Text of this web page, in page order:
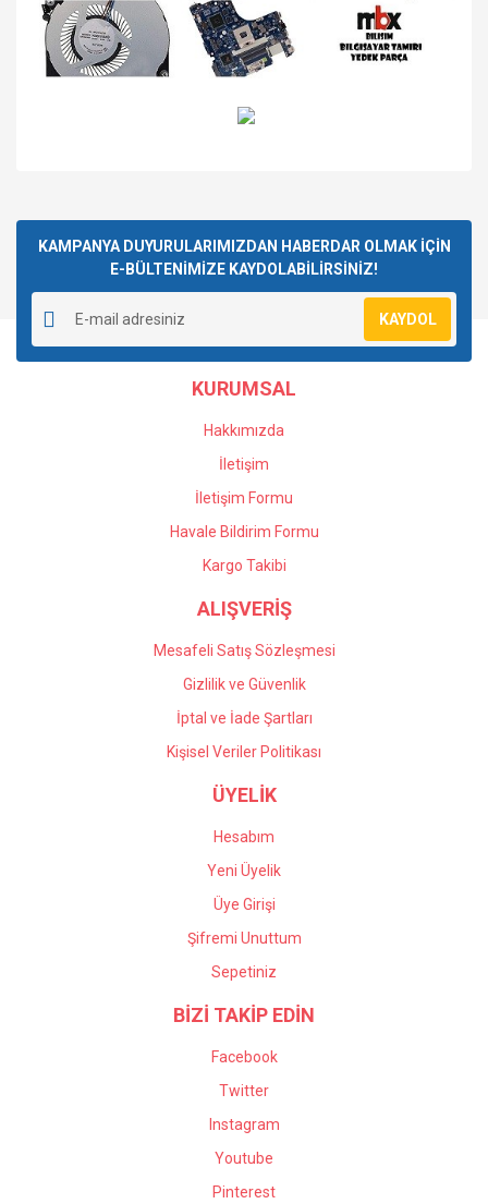
Yorum Yaz
kullanarak tarafımıza iletebilirsiniz.
Görüş ve önerileriniz için teşekkür ederiz.
Ürün resmi kalitesiz, bozuk veya görüntülenemiyor.
Ürün açıklamasında eksik bilgiler bulunuyor.
Ürün bilgilerinde hatalar bulunuyor.
Ürün fiyatı diğer sitelerden daha pahalı.
Gönder
KAMPANYA DUYURULARIMIZDAN HABERDAR OLMAK İÇİN
E-BÜLTENİMİZE KAYDOLABİLİRSİNİZ!
KAYDOL
KURUMSAL
Hakkımızda
İletişim
İletişim Formu
Havale Bildirim Formu
Kargo Takibi
ALIŞVERİŞ
Mesafeli Satış Sözleşmesi
Gizlilik ve Güvenlik
İptal ve İade Şartları
Kişisel Veriler Politikası
ÜYELİK
Hesabım
Yeni Üyelik
Üye Girişi
Şifremi Unuttum
Sepetiniz
BİZİ TAKİP EDİN
Facebook
Twitter
Instagram
Youtube
Pinterest